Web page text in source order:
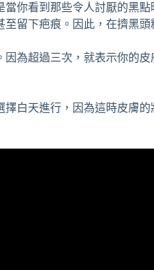
你看到那些令人討厭的黑
留下疤痕。因此，在擠黑
為超過三次，就表示你的
白天進行，因為這時皮膚